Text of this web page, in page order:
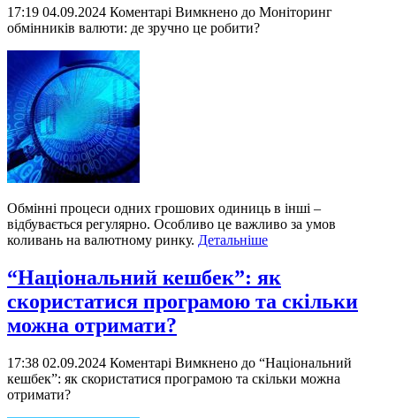
17:19 04.09.2024 Коментарі Вимкнено до Моніторинг
обмінників валюти: де зручно це робити?
Обмінні процеси одних грошових одиниць в інші –
відбувається регулярно. Особливо це важливо за умов
коливань на валютному ринку. Детальніше
“Національний кешбек”: як
скористатися програмою та скільки
можна отримати?
17:38 02.09.2024 Коментарі Вимкнено до “Національний
кешбек”: як скористатися програмою та скільки можна
отримати?